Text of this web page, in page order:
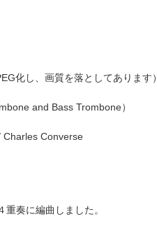
化し、画質を落としてあります）
and Bass Trombone）
Charles Converse
奏に編曲しました。